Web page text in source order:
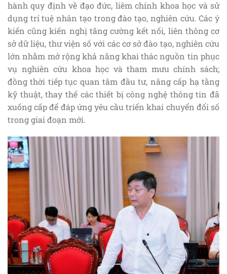
hành quy định về đạo đức, liêm chính khoa học và sử
dụng trí tuệ nhân tạo trong đào tạo, nghiên cứu. Các ý
kiến cũng kiến nghị tăng cường kết nối, liên thông cơ
sở dữ liệu, thư viện số với các cơ sở đào tạo, nghiên cứu
lớn nhằm mở rộng khả năng khai thác nguồn tin phục
vụ nghiên cứu khoa học và tham mưu chính sách;
đồng thời tiếp tục quan tâm đầu tư, nâng cấp hạ tầng
kỹ thuật, thay thế các thiết bị công nghệ thông tin đã
xuống cấp để đáp ứng yêu cầu triển khai chuyển đổi số
trong giai đoạn mới.